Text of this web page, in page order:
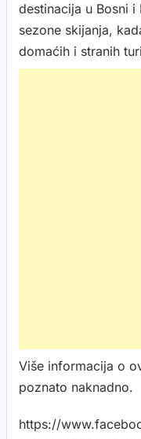
destinacija u Bosni
sezone skijanja,
domaćih i stranih
Više informacija o
poznato naknadno.
https://